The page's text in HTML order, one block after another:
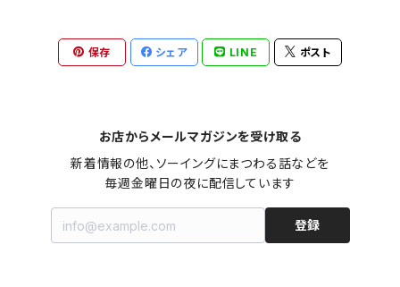
バッグinバッグ（型紙）
いろんな形のバッグ（型紙）
小さいバッグ（型紙）
ボタンのポーチ（型紙）
A4サイズのケース（型紙）
A5サイズのケース（型紙）
水筒・ペットボトルのケース（型紙）
インテリア（型紙）
その他の布小物（型紙）
ブックカバー（型紙）
ビニールコーティング（型紙）
ナイロン（型紙）
巾着袋・布袋
保存 シェア LINE ポスト
お店からメールマガジンを受け取る
新着情報の他、ソーイングにまつわる話などを
登録